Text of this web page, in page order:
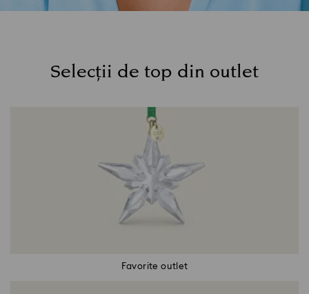
Selecții de top din outlet
Favorite outlet